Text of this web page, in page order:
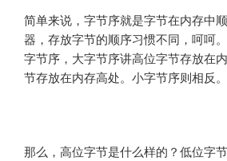
简单来说，字节序就是字节在内存中
器，存放字节的顺序习惯不同，呵呵
字节序，大字节序讲高位字节存放在
节存放在内存高处。小字节序则相反。
那么，高位字节是什么样的？低位字